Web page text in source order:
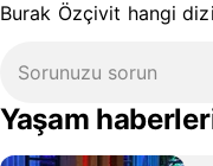
Burak Özçivit hangi
Yaşam